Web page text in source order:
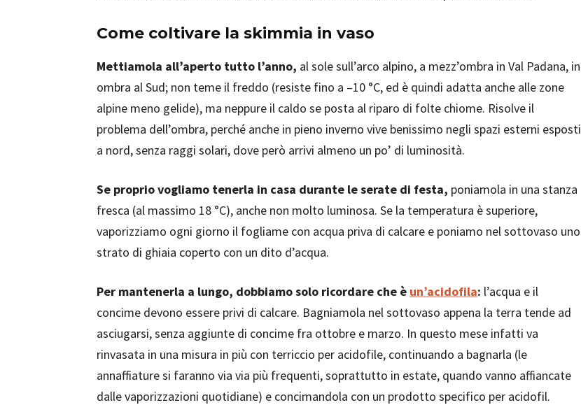
Come coltivare la skimmia in vaso
Mettiamola all’aperto tutto l’anno, al sole sull’arco alpino, a mezz’ombra in Val Padana, in
ombra al Sud; non teme il freddo (resiste fino a –10 °C, ed è quindi adatta anche alle zone
alpine meno gelide), ma neppure il caldo se posta al riparo di folte chiome. Risolve il
problema dell’ombra, perché anche in pieno inverno vive benissimo negli spazi esterni esposti
a nord, senza raggi solari, dove però arrivi almeno un po’ di luminosità.
Se proprio vogliamo tenerla in casa durante le serate di festa, poniamola in una stanza
fresca (al massimo 18 °C), anche non molto luminosa. Se la temperatura è superiore,
vaporizziamo ogni giorno il fogliame con acqua priva di calcare e poniamo nel sottovaso uno
strato di ghiaia coperto con un dito d’acqua.
Per mantenerla a lungo, dobbiamo solo ricordare che è un’acidofila: l’acqua e il
concime devono essere privi di calcare. Bagniamola nel sottovaso appena la terra tende ad
asciugarsi, senza aggiunte di concime fra ottobre e marzo. In questo mese infatti va
rinvasata in una misura in più con terriccio per acidofile, continuando a bagnarla (le
annaffiature si faranno via via più frequenti, soprattutto in estate, quando vanno affiancate
dalle vaporizzazioni quotidiane) e concimandola con un prodotto specifico per acidofil.